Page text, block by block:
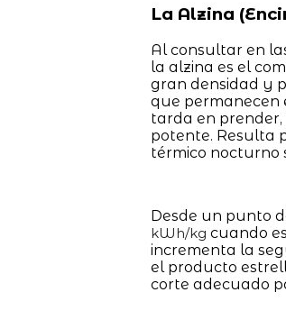
La Alzina
Al consultar en
la alzina es el
gran densidad y
que permanecen
tarda en
potente. Resulta
térmico nocturno
Desde un punto
kWh/kg cuando
incrementa la
el producto
corte adecuado